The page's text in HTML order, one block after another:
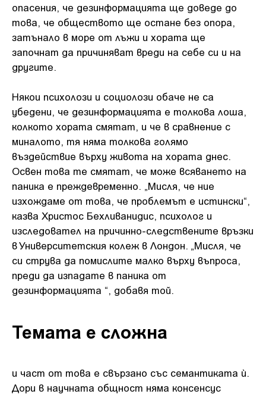
опасения, че дезинформацията ще доведе до
това, че обществото ще остане без опора,
затънало в море от лъжи и хората ще
започнат да причиняват вреди на себе си и на
другите.
Някои психолози и социолози обаче не са
убедени, че дезинформацията е толкова лоша,
колкото хората смятат, и че в сравнение с
миналото, тя няма толкова голямо
въздействие върху живота на хората днес.
Освен това те смятат, че може всяването на
паника е преждевременно. „Мисля, че ние
изхождаме от това, че проблемът е истински“,
казва Христос Бехливанидис, психолог и
изследовател на причинно-следствените връзки
в Университетския колеж в Лондон. „Мисля, че
си струва да помислите малко върху въпроса,
преди да изпадате в паника от
дезинформацията “, добавя той.
Темата е сложна
и част от това е свързано със семантиката ѝ.
Дори в научната общност няма консенсус